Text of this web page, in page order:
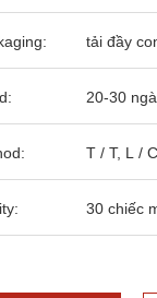
tải đầy
20-30
T / T, L / C
30 chiếc